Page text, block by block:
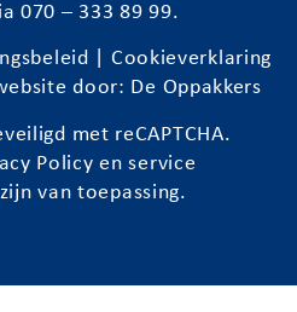
070 – 333 89 99.
Cookieverklaring
door: De Oppakkers
met reCAPTCHA.
Policy enservice
zijn van toepassing.